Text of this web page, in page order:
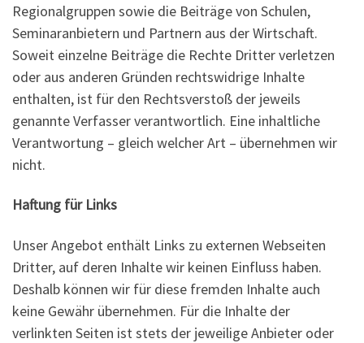
Regionalgruppen sowie die Beiträge von Schulen,
Seminaranbietern und Partnern aus der Wirtschaft.
Soweit einzelne Beiträge die Rechte Dritter verletzen
oder aus anderen Gründen rechtswidrige Inhalte
enthalten, ist für den Rechtsverstoß der jeweils
genannte Verfasser verantwortlich. Eine inhaltliche
Verantwortung – gleich welcher Art – übernehmen wir
nicht.
Haftung für Links
Unser Angebot enthält Links zu externen Webseiten
Dritter, auf deren Inhalte wir keinen Einfluss haben.
Deshalb können wir für diese fremden Inhalte auch
keine Gewähr übernehmen. Für die Inhalte der
verlinkten Seiten ist stets der jeweilige Anbieter oder